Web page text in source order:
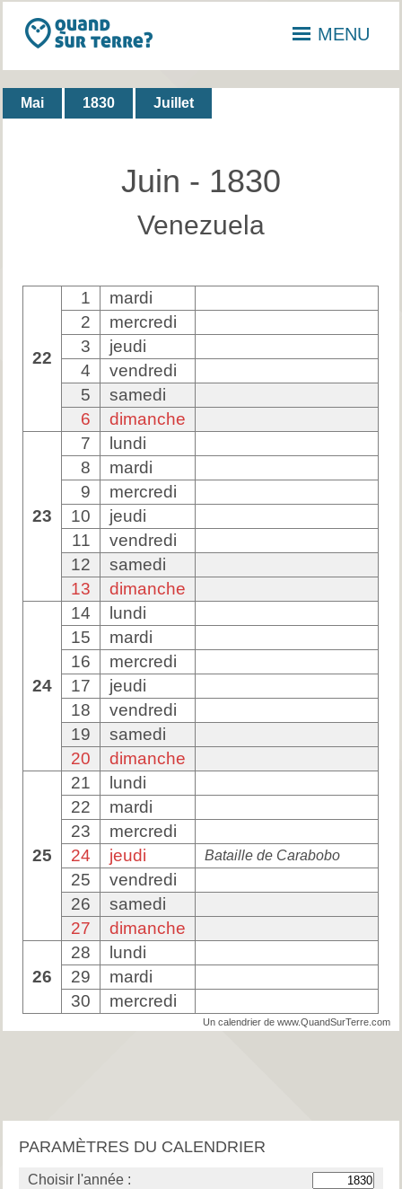
MENU
Mai 1830 Juillet
Juin - 1830
Venezuela
22
1
mardi
2
mercredi
3
jeudi
4
vendredi
5
samedi
6
dimanche
23
7
lundi
8
mardi
9
mercredi
10
jeudi
11
vendredi
12
samedi
13
dimanche
24
14
lundi
15
mardi
16
mercredi
17
jeudi
18
vendredi
19
samedi
20
dimanche
25
21
lundi
22
mardi
23
mercredi
24
jeudi Bataille de Carabobo
25
vendredi
26
samedi
27
dimanche
26
28
lundi
29
mardi
30
mercredi
Un calendrier de www.QuandSurTerre.com
PARAMÈTRES DU CALENDRIER
Choisir l'année :